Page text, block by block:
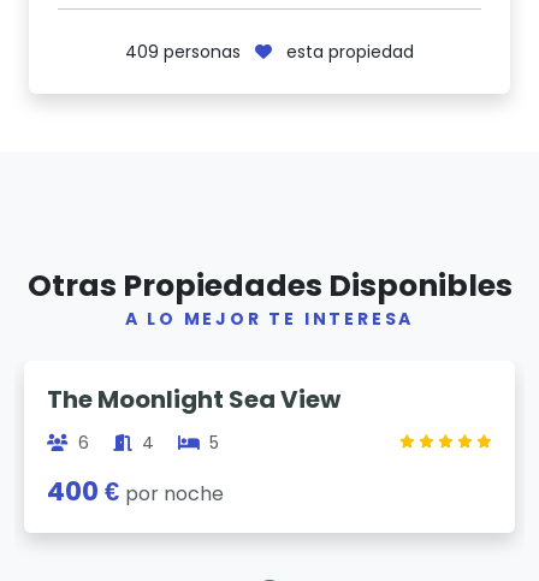
409 personas esta propiedad
Otras Propiedades Disponibles
A LO MEJOR TE INTERESA
The Moonlight Sea View
6 4 5
400 € por noche